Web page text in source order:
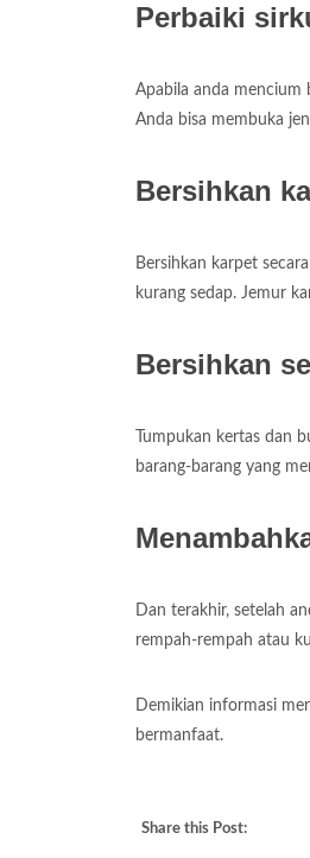
Perbaiki
Apabila anda mencium
Anda bisa membuka
Bersihkan
Bersihkan karpet
kurang sedap. Jemur
Bersihkan
Tumpukan kertas dan
barang-barang yang
Dan terakhir, setelah
rempah-rempah atau
Demikian informasi
bermanfaat.
Share this Post: